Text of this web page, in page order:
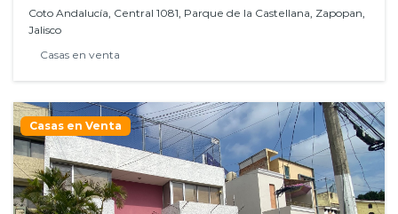
Coto Andalucía, Central 1081, Parque de la Castellana, Zapopan,
Jalisco
Casas en venta
Casas en Venta